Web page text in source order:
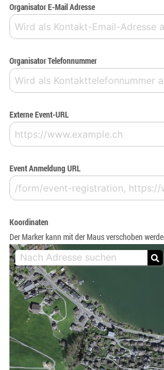
Organisator E-Mail Adresse
Organisator Telefonnummer
Externe Event-URL
Event Anmeldung URL
Koordinaten
Der Marker kann mit der Maus verschoben